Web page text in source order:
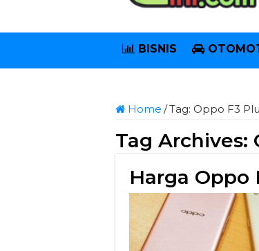
BISNIS
Home /Tag: Oppo F3
Tag Archives:
Harga Oppo